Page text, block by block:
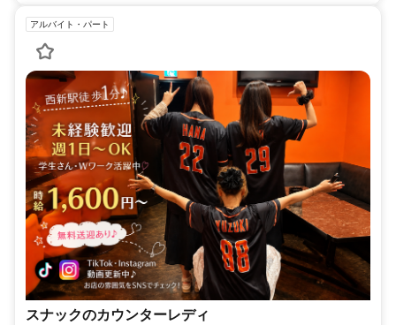
アルバイト・パート
スナックのカウンターレディ